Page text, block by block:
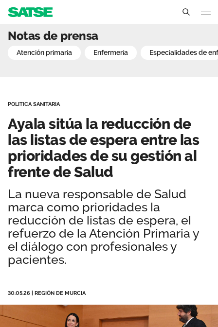
Delegados Sindicales
Estructura organizativa
Transparencia
Secciones sindicales
Servicios
Actualidad
Temas
Sala de prensa
Documentos
Publicaciones
Espacio profesional
Región de Murcia
Contáctanos
Área privada
Ayala sitúa la reducción
Notas de prensa
atención primaria enfermería especialidades de
POLITICA SANITARIA
Ayala sitúa la reducción de
las listas de espera entre las
prioridades de su gestión al
frente de Salud
La nueva responsable de Salud
marca como prioridades la
reducción de listas de espera, el
refuerzo de la Atención Primaria y
el diálogo con profesionales y
pacientes.
30.05.26 REGIÓN DE MURCIA